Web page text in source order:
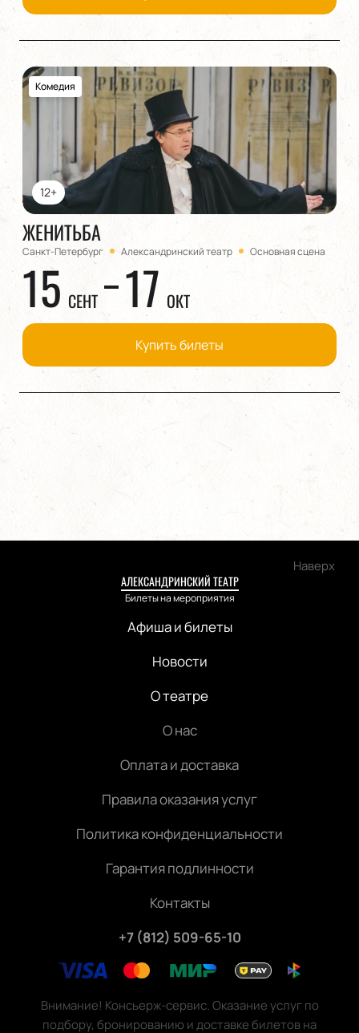
12+
Комедия
ЖЕНИТЬБА
Санкт-Петербург Александринский театр Основная сцена
15 СЕНТ 17 ОКТ
Купить билеты
Наверх
АЛЕКСАНДРИНСКИЙ ТЕАТР
Билеты на мероприятия
Афиша и билеты
Новости
О театре
О нас
Оплата и доставка
Правила оказания услуг
Политика конфиденциальности
Гарантия подлинности
Контакты
+7 (812) 509-65-10
Внимание! Консьерж-сервис. Оказание услуг по
подбору, бронированию и доставке билетов на